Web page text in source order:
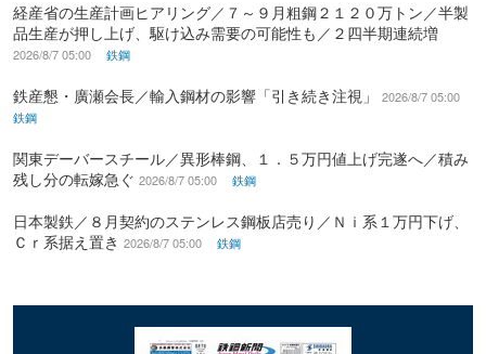
経産省の生産計画ヒアリング／７～９月粗鋼２１２０万トン／半製
品生産が押し上げ、駆け込み需要の可能性も／２四半期連続増
2026/8/7 05:00 鉄鋼
鉄産懇・廣瀬会長／輸入鋼材の影響「引き続き注視」
2026/8/7 05:00
鉄鋼
関東デーバースチール／異形棒鋼、１．５万円値上げ完遂へ／積み
残し分の転嫁急ぐ 2026/8/7 05:00 鉄鋼
日本製鉄／８月契約のステンレス鋼板店売り／Ｎｉ系１万円下げ、
Ｃｒ系据え置き 2026/8/7 05:00 鉄鋼